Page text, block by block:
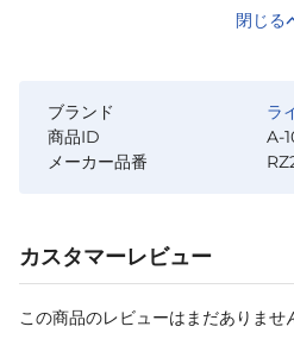
閉じる
ブランド
ラ
商品ID
A-
メーカー品番
カスタマーレビュー
この商品のレビューはまだありませ